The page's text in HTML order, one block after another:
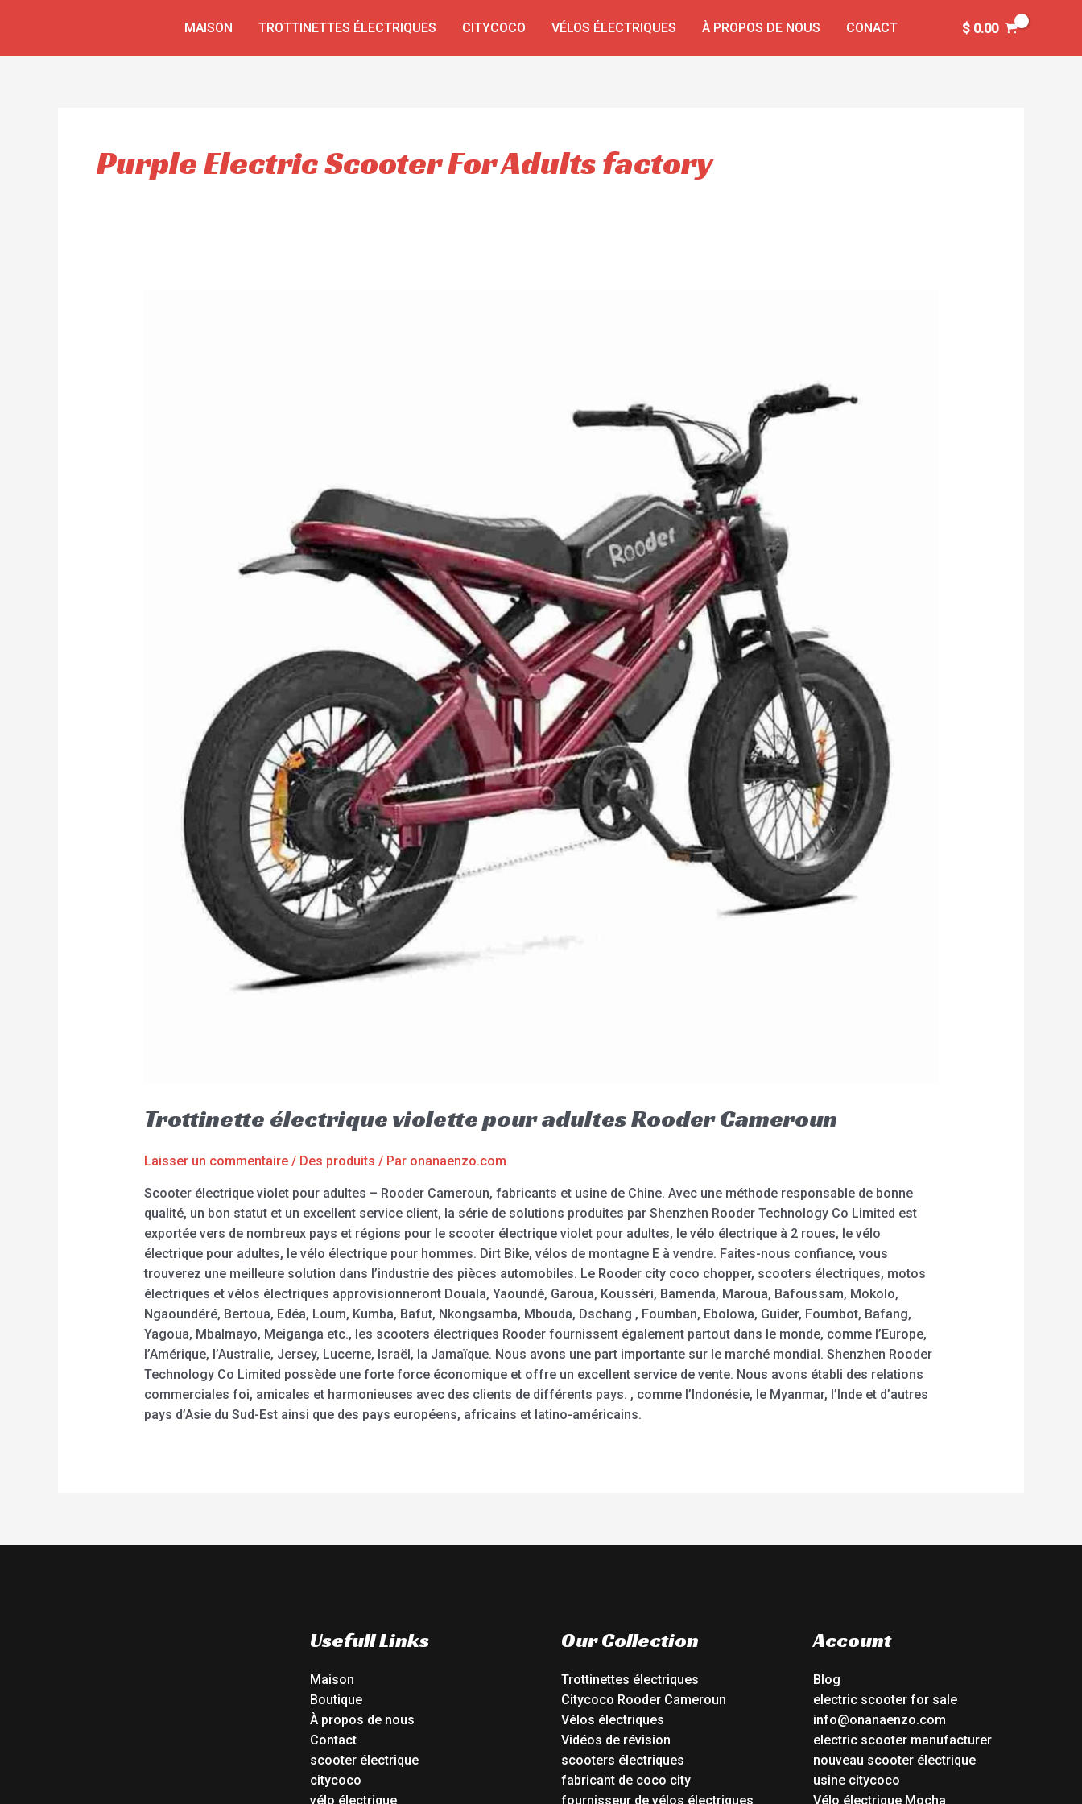
MAISON TROTTINETTES ÉLECTRIQUES CITYCOCO VÉLOS ÉLECTRIQUES À PROPOS DE NOUS CONACT $0.00
Purple Electric Scooter For Adults factory
Trottinette électrique violette pour adultes Rooder Cameroun
Laisser un commentaire / Des produits / Par onanaenzo.com
Scooter électrique violet pour adultes – Rooder Cameroun, fabricants et usine de Chine. Avec une méthode responsable de bonne
qualité, un bon statut et un excellent service client, la série de solutions produites par Shenzhen Rooder Technology Co Limited est
exportée vers de nombreux pays et régions pour le scooter électrique violet pour adultes, le vélo électrique à 2 roues, le vélo
électrique pour adultes, le vélo électrique pour hommes. Dirt Bike, vélos de montagne E à vendre. Faites-nous confiance, vous
trouverez une meilleure solution dans l’industrie des pièces automobiles. Le Rooder city coco chopper, scooters électriques, motos
électriques et vélos électriques approvisionneront Douala, Yaoundé, Garoua, Kousséri, Bamenda, Maroua, Bafoussam, Mokolo,
Ngaoundéré, Bertoua, Edéa, Loum, Kumba, Bafut, Nkongsamba, Mbouda, Dschang , Foumban, Ebolowa, Guider, Foumbot, Bafang,
Yagoua, Mbalmayo, Meiganga etc., les scooters électriques Rooder fournissent également partout dans le monde, comme l’Europe,
l’Amérique, l’Australie, Jersey, Lucerne, Israël, la Jamaïque. Nous avons une part importante sur le marché mondial. Shenzhen Rooder
Technology Co Limited possède une forte force économique et offre un excellent service de vente. Nous avons établi des relations
commerciales foi, amicales et harmonieuses avec des clients de différents pays. , comme l’Indonésie, le Myanmar, l’Inde et d’autres
pays d’Asie du Sud-Est ainsi que des pays européens, africains et latino-américains.
Usefull Links
Maison
Boutique
À propos de nous
Contact
scooter électrique
citycoco
vélo électrique
Our Collection
Trottinettes électriques
Citycoco Rooder Cameroun
Vélos électriques
Vidéos de révision
scooters électriques
fabricant de coco city
fournisseur de vélos électriques
Account
Blog
electric scooter for sale
info@onanaenzo.com
electric scooter manufacturer
nouveau scooter électrique
usine citycoco
Vélo électrique Mocha